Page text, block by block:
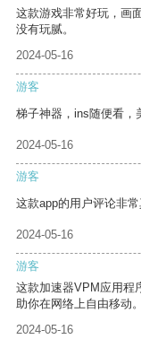
这款游戏非常好玩，画
没有玩腻。
2024-05-16
游客
梯子神器，ins随便看，
2024-05-16
游客
这款app的用户评论非
2024-05-16
游客
这款加速器VPM应用程
助你在网络上自由移动。
2024-05-16